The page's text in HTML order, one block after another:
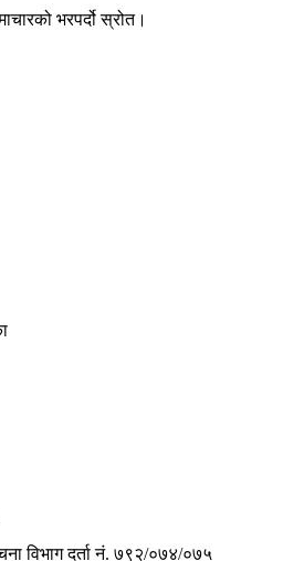
भरपर्दो स्रोत।
विभाग दर्ता नं. ७९२/०७४/०७५